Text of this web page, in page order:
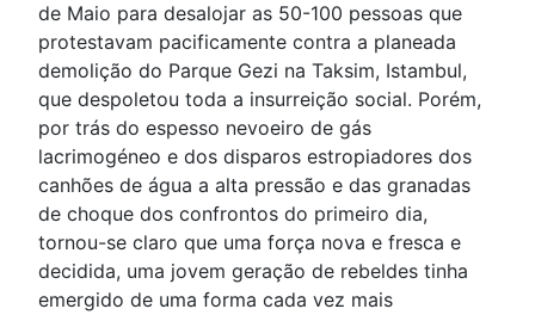
de Maio para desalojar as 50-100 pessoas que
protestavam pacificamente contra a planeada
demolição do Parque Gezi na Taksim, Istambul,
que despoletou toda a insurreição social. Porém,
por trás do espesso nevoeiro de gás
lacrimogéneo e dos disparos estropiadores dos
canhões de água a alta pressão e das granadas
de choque dos confrontos do primeiro dia,
tornou-se claro que uma força nova e fresca e
decidida, uma jovem geração de rebeldes tinha
emergido de uma forma cada vez mais